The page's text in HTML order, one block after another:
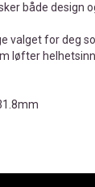
både design
valget for deg
løfter